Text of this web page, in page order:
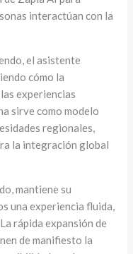
interactúan con la
el asistente
cómo la
experiencias
sirve como modelo
regionales,
la integración global
mantiene su
una experiencia fluida,
rápida expansión de
de manifiesto la